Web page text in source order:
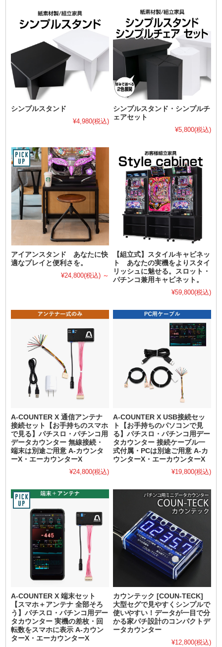
シンプルスタンド
¥4,980(税込)
シンプルスタンド・シンプルチ
ェアセット
¥5,800(税込)
アイアンスタンド あなたに快
適なプレイと便利さを。
¥24,800(税込) ～
【組立式】スタイルキャビネッ
ト あなたの実機をよりスタイ
リッシュに魅せる。スロット・
パチンコ兼用キャビネット。
¥59,800(税込)
A-COUNTER X 通信アンテナ
接続セット【お手持ちのスマホ
で見る】パチスロ・パチンコ用
データカウンター 無線接続・
端末は別途ご用意 A-カウンタ
ーX・エーカウンターX
¥24,800(税込)
A-COUNTER X USB接続セッ
ト【お手持ちのパソコンで見
る】パチスロ・パチンコ用デー
タカウンター 接続ケーブル一
式付属・PCは別途ご用意 A-カ
ウンターX・エーカウンターX
¥19,800(税込)
A-COUNTER X 端末セット
【スマホ＋アンテナ 全部そろ
う】パチスロ・パチンコ用デー
タカウンター 実機の差枚・回
転数をスマホに表示 A-カウン
ターX・エーカウンターX
カウンテック [COUN-TECK]
大型セグで見やすくシンプルで
使いやすい！データが一目で分
かる家パチ設計のコンパクトデ
ータカウンター
¥12,800(税込)